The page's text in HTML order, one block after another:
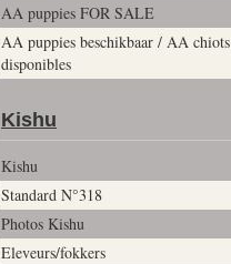
AA puppies FOR SALE
AA puppies beschikbaar / AA chiots
disponibles
Kishu
Kishu
Standard N°318
Photos Kishu
Eleveurs/fokkers